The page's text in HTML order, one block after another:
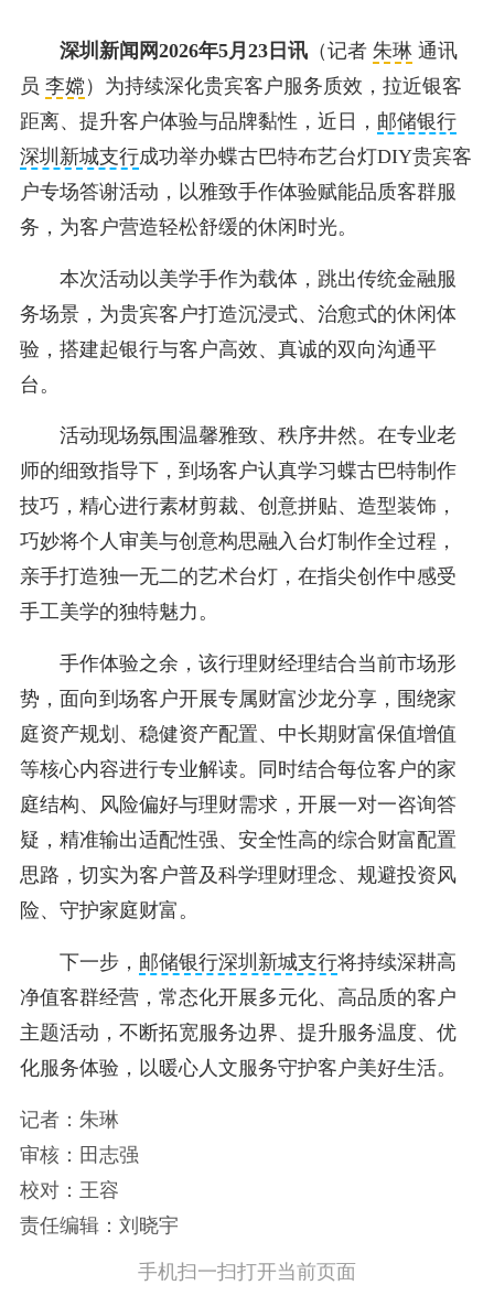
深圳新闻网2026年5月23日讯（记者 朱琳通讯
员 李嫦 ）为持续深化贵宾客户服务质效，拉近银客
距离、提升客户体验与品牌黏性，近日， 邮储银行
深圳新城支行成功举办蝶古巴特布艺台灯DIY贵宾客
户专场答谢活动，以雅致手作体验赋能品质客群服
务，为客户营造轻松舒缓的休闲时光。
本次活动以美学手作为载体，跳出传统金融服
务场景，为贵宾客户打造沉浸式、治愈式的休闲体
验，搭建起银行与客户高效、真诚的双向沟通平
台。
活动现场氛围温馨雅致、秩序井然。在专业老
师的细致指导下，到场客户认真学习蝶古巴特制作
技巧，精心进行素材剪裁、创意拼贴、造型装饰，
巧妙将个人审美与创意构思融入台灯制作全过程，
亲手打造独一无二的艺术台灯，在指尖创作中感受
手工美学的独特魅力。
手作体验之余，该行理财经理结合当前市场形
势，面向到场客户开展专属财富沙龙分享，围绕家
庭资产规划、稳健资产配置、中长期财富保值增值
等核心内容进行专业解读。同时结合每位客户的家
庭结构、风险偏好与理财需求，开展一对一咨询答
疑，精准输出适配性强、安全性高的综合财富配置
思路，切实为客户普及科学理财理念、规避投资风
险、守护家庭财富。
下一步， 邮储银行深圳新城支行将持续深耕高
净值客群经营，常态化开展多元化、高品质的客户
主题活动，不断拓宽服务边界、提升服务温度、优
化服务体验，以暖心人文服务守护客户美好生活。
记者：朱琳
审核：田志强
校对：王容
责任编辑：刘晓宇
手机扫一扫打开当前页面